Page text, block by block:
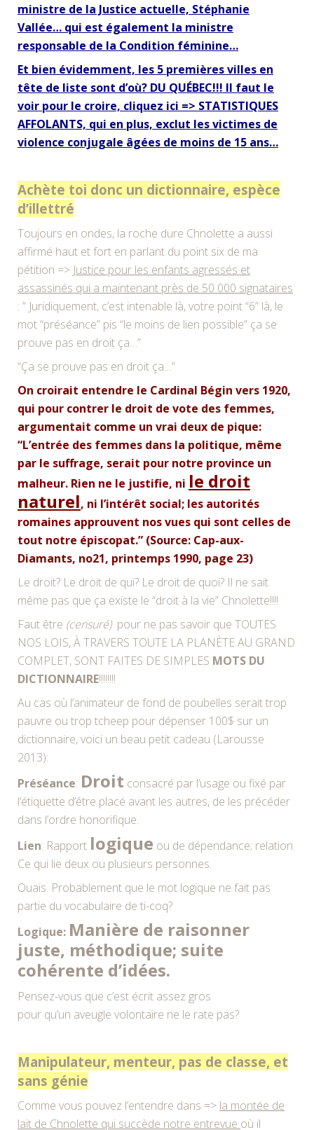
ministre de la Justice actuelle, Stéphanie
Vallée… qui est également la ministre
responsable de la Condition féminine…
Et bien évidemment, les 5 premières villes en
tête de liste sont d’où? DU QUÉBEC!!! Il faut le
voir pour le croire, cliquez ici => STATISTIQUES
AFFOLANTS, qui en plus, exclut les victimes de
violence conjugale âgées de moins de 15 ans…
Achète toi donc un dictionnaire, espèce
d’illettré
Toujours en ondes, la roche dure Chnolette a aussi
affirmé haut et fort en parlant du point six de ma
pétition => Justice pour les enfants agressés et
assassinés qui a maintenant près de 50 000 signataires
: ” Juridiquement, c’est intenable là, votre point “6” là, le
mot “préséance” pis “le moins de lien possible” ça se
prouve pas en droit ça…”
“Ça se prouve pas en droit ça…”
On croirait entendre le Cardinal Bégin vers 1920,
qui pour contrer le droit de vote des femmes,
argumentait comme un vrai deux de pique:
“L’entrée des femmes dans la politique, même
par le suffrage, serait pour notre province un
malheur. Rien ne le justifie, ni le droit
naturel, ni l’intérêt social; les autorités
romaines approuvent nos vues qui sont celles de
tout notre épiscopat.” (Source: Cap-aux-
Diamants, no21, printemps 1990, page 23)
Le droit? Le droit de qui? Le droit de quoi? Il ne sait
même pas que ça existe le “droit à la vie” Chnolette!!!!
Faut être (censuré)pour ne pas savoir que TOUTES
NOS LOIS, À TRAVERS TOUTE LA PLANÈTE AU GRAND
COMPLET, SONT FAITES DE SIMPLES MOTS DU
DICTIONNAIRE!!!!!!!!
Au cas où l’animateur de fond de poubelles serait trop
pauvre ou trop tcheep pour dépenser 100$ sur un
dictionnaire, voici un beau petit cadeau (Larousse
2013):
Préséance: Droit consacré par l’usage ou fixé par
l’étiquette d’être placé avant les autres, de les précéder
dans l’ordre honorifique.
Lien: Rapport logique ou de dépendance; relation.
Ce qui lie deux ou plusieurs personnes.
Ouais. Probablement que le mot logique ne fait pas
partie du vocabulaire de ti-coq?
Logique: Manière de raisonner
juste, méthodique; suite
cohérente d’idées.
Pensez-vous que c’est écrit assez gros
pour qu’un aveugle volontaire ne le rate pas?
Manipulateur, menteur, pas de classe, et
sans génie
Comme vous pouvez l’entendre dans => la montée de
lait de Chnolette qui succède notre entrevue où il